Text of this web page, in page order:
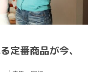
定番商品が今、